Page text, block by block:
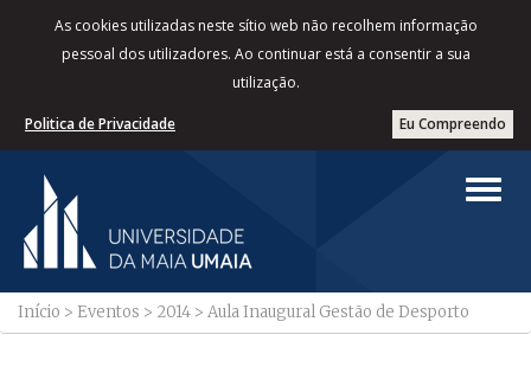
As cookies utilizadas neste sítio web não recolhem informação
pessoal dos utilizadores. Ao continuar está a consentir a sua
utilização.
Eu Compreendo
Politica de Privacidade
Início > Eventos > 2014 > Aula Inaugural Gestão de Desporto